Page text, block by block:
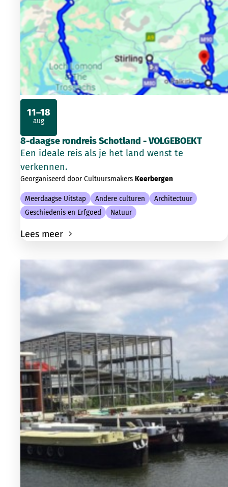
8-daagse rondreis Schotland - VOLGEBOEKT
Een ideale reis als je het land wenst te
verkennen.
Georganiseerd door Cultuursmakers Keerbergen
Meerdaagse Uitstap Andere culturen
Architectuur
Geschiedenis en Erfgoed
Natuur
Lees meer
11–18
aug
2026